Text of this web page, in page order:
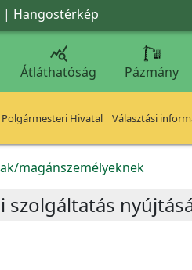
| Hangostérkép

Átláthatóság Pázmány
Polgármesteri Hivatal Választási
magánszemélyeknek
szolgáltatás